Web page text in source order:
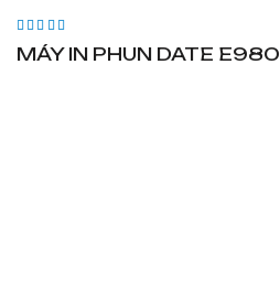
Được xếp
hạng4.20 5
MÁY IN PHUN DATE E980